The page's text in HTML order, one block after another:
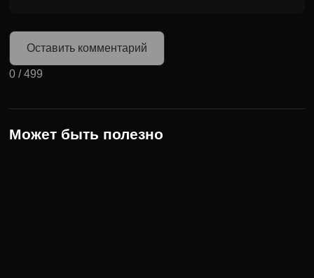
Оставить комментарий
0 /499
Может быть полезно